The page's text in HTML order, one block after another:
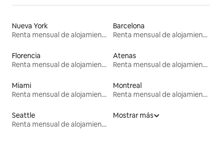
Nueva York
Renta mensual de alojamientos
Barcelona
Renta mensual de alojamientos
Florencia
Renta mensual de alojamientos
Atenas
Renta mensual de alojamientos
Miami
Renta mensual de alojamientos
Montreal
Renta mensual de alojamientos
Seattle
Renta mensual de alojamientos
Mostrar más